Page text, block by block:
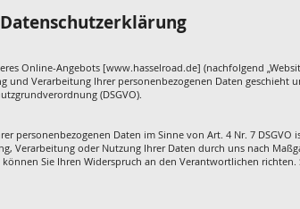
Datenschutzerklärung
Online-Angebots [www.hasselroad.de] (nachfolgend
und Verarbeitung Ihrer personenbezogenen Daten geschieht
(DSGVO).
personenbezogenen Daten im Sinne von Art. 4 Nr. 7 DSGVO
Verarbeitung oder Nutzung Ihrer Daten durch uns nach
Sie Ihren Widerspruch an den Verantwortlichen